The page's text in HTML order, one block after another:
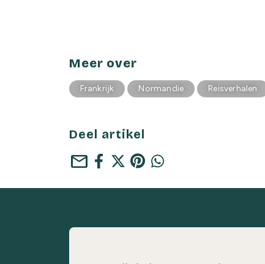
Meer over
Frankrijk Normandie Reisverhalen
Deel artikel
mail